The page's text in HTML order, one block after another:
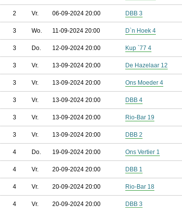
2 Vr. 06-09-2024 20:00 DBB 3
3 Wo. 11-09-2024 20:00 D`n Hoek 4
3 Do. 12-09-2024 20:00 Kup `77 4
3 Vr. 13-09-2024 20:00 De Hazelaar 12
3 Vr. 13-09-2024 20:00 Ons Moeder 4
3 Vr. 13-09-2024 20:00 DBB 4
3 Vr. 13-09-2024 20:00 Rio-Bar 19
3 Vr. 13-09-2024 20:00 DBB 2
4 Do. 19-09-2024 20:00 Ons Vertier 1
4 Vr. 20-09-2024 20:00 DBB 1
4 Vr. 20-09-2024 20:00 Rio-Bar 18
4 Vr. 20-09-2024 20:00 DBB 3